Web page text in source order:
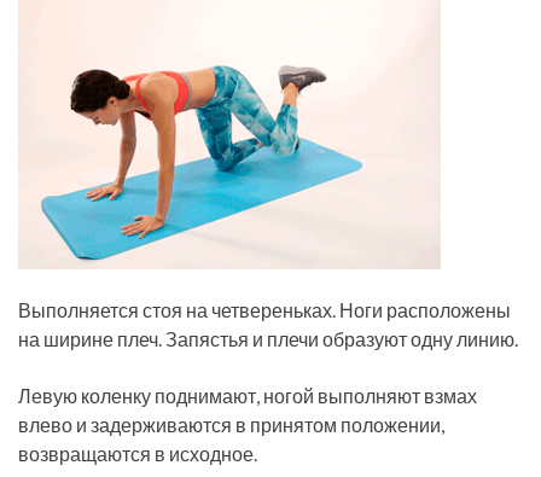
Выполняется стоя на четвереньках. Ноги расположены
на ширине плеч. Запястья и плечи образуют одну линию.
Левую коленку поднимают, ногой выполняют взмах
влево и задерживаются в принятом положении,
возвращаются в исходное.